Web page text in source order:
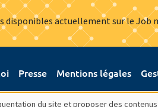
disponibles actuellement sur le Job
Presse Mentions légales
du site et proposer des